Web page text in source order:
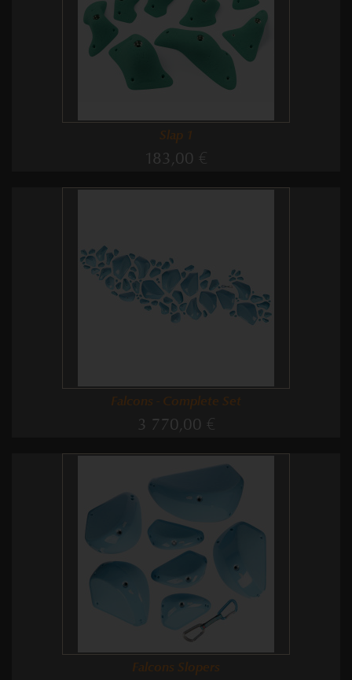
Slap 1
183,00 €
Falcons - Complete Set
3 770,00 €
Falcons Slopers